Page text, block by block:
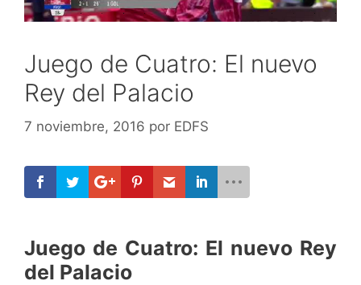
Juego de Cuatro: El nuevo
Rey del Palacio
7 noviembre, 2016 por EDFS
Juego de Cuatro: El nuevo Rey
del Palacio